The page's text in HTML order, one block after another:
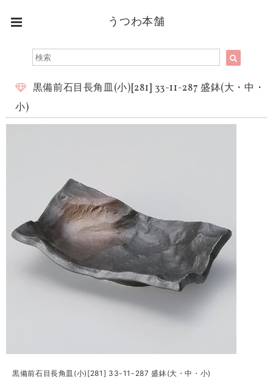
うつわ本舗
黒備前石目長角皿(小)[281] 33-11-287 盛鉢(大・中・
小)
黒備前石目長角皿(小)[281] 33-11-287 盛鉢(大・中・小)